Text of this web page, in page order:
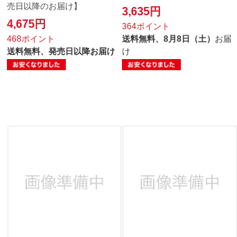
売日以降のお届け】
4,675円
468ポイント
送料無料、 発売日以降お届け
3,635円
364ポイント
送料無料、8月8日（土） お届
け